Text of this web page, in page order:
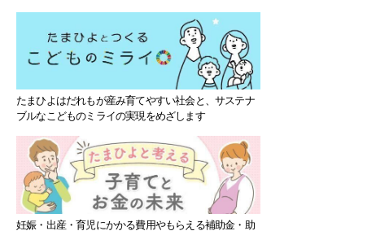
たまひよはだれもが産み育てやすい社会と、サステナ
ブルなこどものミライの実現をめざします
妊娠・出産・育児にかかる費用やもらえる補助金・助